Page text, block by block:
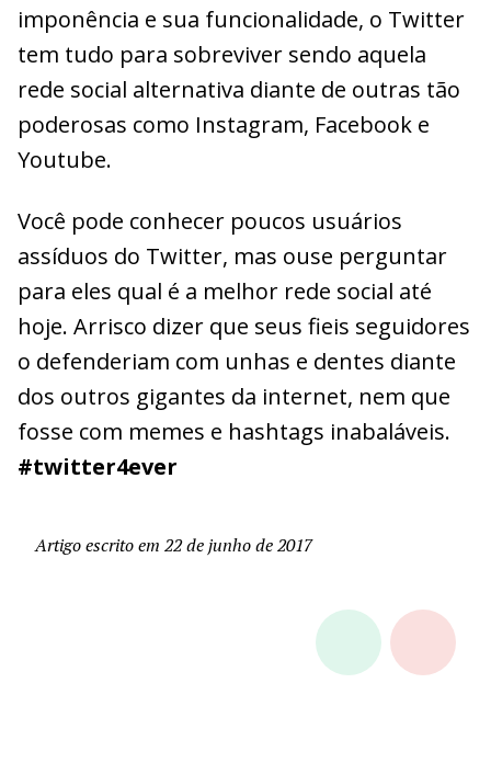
imponência e sua funcionalidade, o Twitter
tem tudo para sobreviver sendo aquela
rede social alternativa diante de outras tão
poderosas como Instagram, Facebook e
Youtube.
Você pode conhecer poucos usuários
assíduos do Twitter, mas ouse perguntar
para eles qual é a melhor rede social até
hoje. Arrisco dizer que seus fieis seguidores
o defenderiam com unhas e dentes diante
dos outros gigantes da internet, nem que
fosse com memes e hashtags inabaláveis.
#twitter4ever
Artigo escrito em 22 de junho de 2017